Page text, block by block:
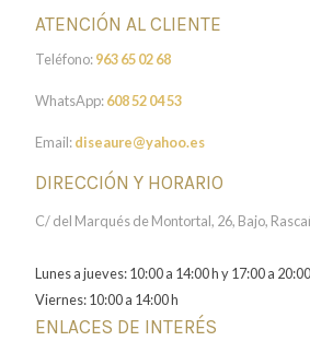
ATENCIÓN AL CLIENTE
Teléfono:963 65 02 68
WhatsApp:608 52 04 53
Email:diseaure@yahoo.es
DIRECCIÓN Y HORARIO
C/ del Marqués de Montortal, 26, Bajo,
Lunes a jueves: 10:00 a 14:00 h y 17:00 a
Viernes: 10:00 a 14:00 h
ENLACES DE INTERÉS